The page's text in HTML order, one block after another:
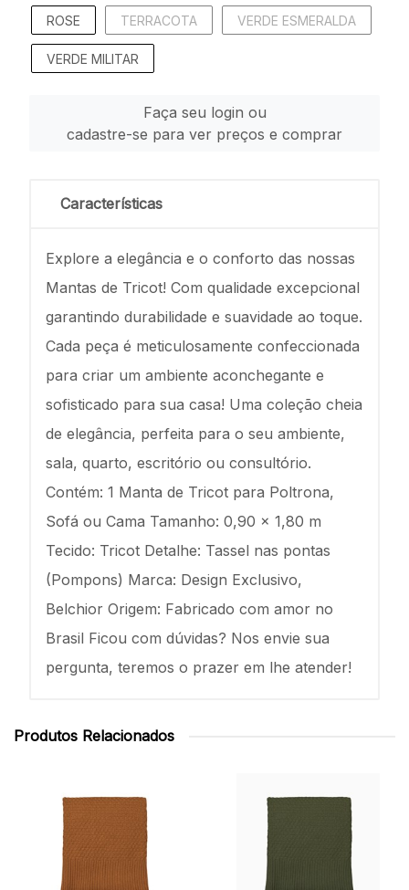
ROSE TERRACOTA VERDE ESMERALDA
VERDE MILITAR
Faça seu login ou
cadastre-se para ver preços e comprar
Características
Explore a elegância e o conforto das nossas
Mantas de Tricot! Com qualidade excepcional
garantindo durabilidade e suavidade ao toque.
Cada peça é meticulosamente confeccionada
para criar um ambiente aconchegante e
sofisticado para sua casa! Uma coleção cheia
de elegância, perfeita para o seu ambiente,
sala, quarto, escritório ou consultório.
Contém: 1 Manta de Tricot para Poltrona,
Sofá ou Cama Tamanho: 0,90 x 1,80 m
Tecido: Tricot Detalhe: Tassel nas pontas
(Pompons) Marca: Design Exclusivo,
Belchior Origem: Fabricado com amor no
Brasil Ficou com dúvidas? Nos envie sua
pergunta, teremos o prazer em lhe atender!
Produtos Relacionados